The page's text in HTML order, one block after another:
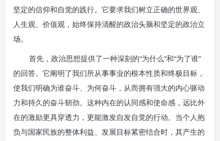
坚定的信仰和自觉的践行。它要求我们树立正确的世界观、
人生观、价值观，始终保持清醒的政治头脑和坚定的政治立
场。
首先，政治思想提供了一种深刻的“为什么”和“为了谁”
的回答。它阐明了我们所从事事业的根本性质和终极目标，
使我们明确为谁奋斗、为何奋斗，从而拥有强大的内心驱动
力和持久的奋斗韧劲。这种内在的认同感和使命感，远比外
在的激励更具穿透力，更能激发自发自觉的行动。当个人抱
负与国家民族的整体利益、发展目标紧密结合时，其产生的